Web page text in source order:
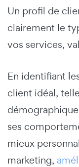
Un profil de
clairement le
vos services,
En identifiant
client idéal,
ses
mieux
marketing,